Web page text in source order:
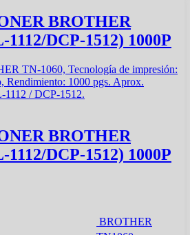
BROTHER
DCP-1512) 1000P
BROTHER
DCP-1512) 1000P
BROTHER